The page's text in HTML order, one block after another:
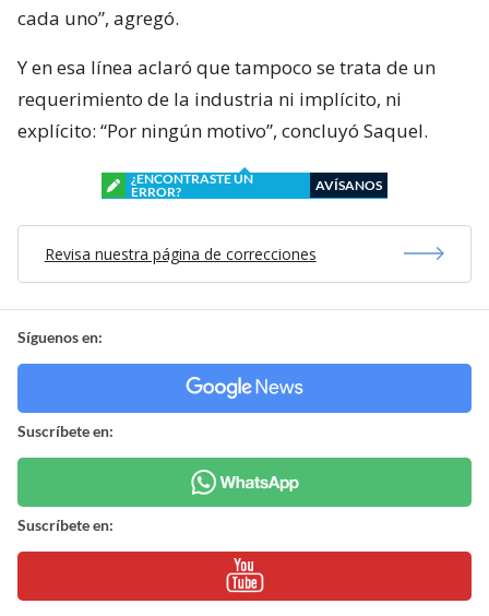
cada uno”, agregó.
Y en esa línea aclaró que tampoco se trata de un
requerimiento de la industria ni implícito, ni
explícito: “Por ningún motivo”, concluyó Saquel.
¿ENCONTRASTE UN
ERROR?
AVÍSANOS
Revisa nuestra página de correcciones
Síguenos en:
Suscríbete en:
Suscríbete en: